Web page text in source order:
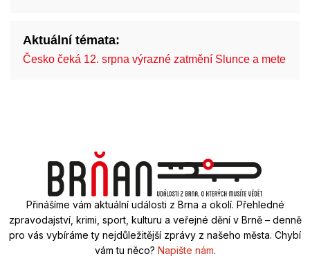
Aktuální témata:
Česko čeká 12. srpna výrazné zatmění Slunce a mete…
Přinášíme vám aktuální události z Brna a okolí. Přehledné
zpravodajství, krimi, sport, kulturu a veřejné dění v Brně – denně
pro vás vybíráme ty nejdůležitější zprávy z našeho města. Chybí
vám tu něco? Napište nám.